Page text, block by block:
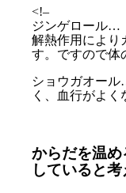
<!–
ジンゲロール…
解熱作用により
す。ですので体
ショウガオー
く、血行がよ
からだを温
していると考